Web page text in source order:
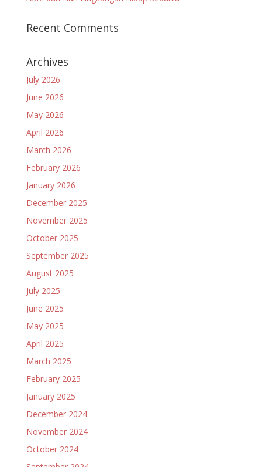
Recent Comments
Archives
July 2026
June 2026
May 2026
April 2026
March 2026
February 2026
January 2026
December 2025
November 2025
October 2025
September 2025
August 2025
July 2025
June 2025
May 2025
April 2025
March 2025
February 2025
January 2025
December 2024
November 2024
October 2024